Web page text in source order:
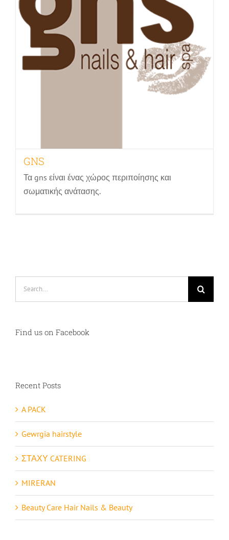
GNS
Τα gns είναι ένας χώρος περιποίησης και
σωματικής ανάτασης.
Find us on Facebook
Recent Posts
A PACK
Gewrgia hairstyle
ΣΤΑΧΥ CATERING
MIRERAN
Beauty Care Hair Nails & Beauty